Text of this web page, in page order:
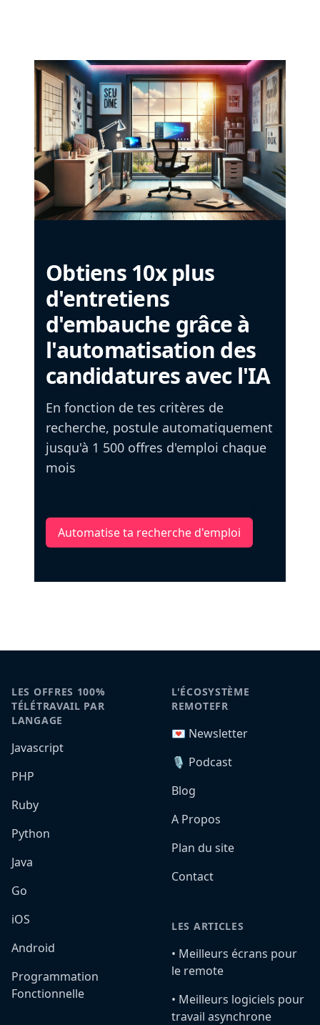
Obtiens 10x plus
d'entretiens
d'embauche grâce à
l'automatisation des
candidatures avec l'IA
En fonction de tes critères de
recherche, postule automatiquement
jusqu'à 1 500 offres d'emploi chaque
mois
Automatise ta recherche d'emploi
LES OFFRES 100%
TÉLÉTRAVAIL PAR
LANGAGE
Javascript
PHP
Ruby
Python
Java
Go
iOS
Android
Programmation
Fonctionnelle
L'ÉCOSYSTÈME
REMOTEFR
💌 Newsletter
🎙️ Podcast
Blog
A Propos
Plan du site
Contact
LES ARTICLES
•️ Meilleurs écrans pour
le remote
•️ Meilleurs logiciels pour
travail asynchrone